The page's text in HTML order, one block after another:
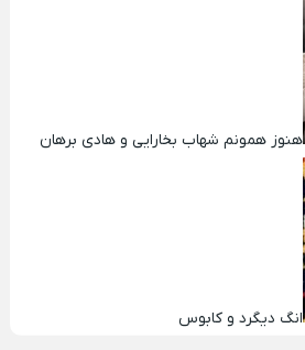
هنوز همونم شهاب بخارایی و هادی برهان
انگ دیگرد و کابوس